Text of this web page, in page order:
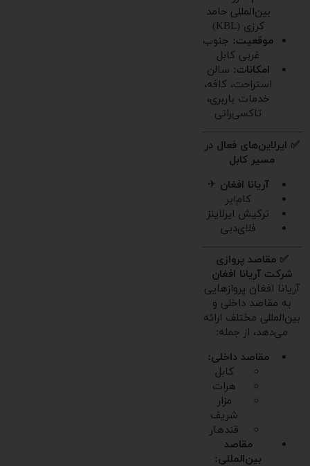
بین‌المللی حامد
کرزی (KBL)
موقعیت: جنوب
غربی کابل
امکانات: سالن
استراحت، کافه،
خدمات باربری،
تاکسی‌رانی
✅ ایرلاین‌های فعال در
مسیر کابل
آریانا افغان ✈
کام‌ایر
ترکیش ایرلاینز
فلای‌دبی
✅ مقاصد پروازی
شرکت آریانا افغان
آریانا افغان پروازهایی
به مقاصد داخلی و
بین‌المللی مختلف ارائه
می‌دهد، از جمله:
مقاصد داخلی:
کابل
هرات
مزار
شریف
قندهار
مقاصد
بین‌المللی: